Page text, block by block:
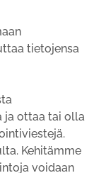
tietojensa
ja ottaa tai olla
Kehitämme
voidaan